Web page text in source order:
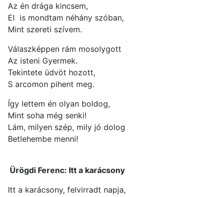
Az én drága kincsem,
El is mondtam néhány szóban,
Mint szereti szívem.
Válaszképpen rám mosolygott
Az isteni Gyermek.
Tekintete üdvöt hozott,
S arcomon pihent meg.
Így lettem én olyan boldog,
Mint soha még senki!
Lám, milyen szép, mily jó dolog
Betlehembe menni!
Ürögdi Ferenc: Itt a karácsony
Itt a karácsony, felvirradt napja,